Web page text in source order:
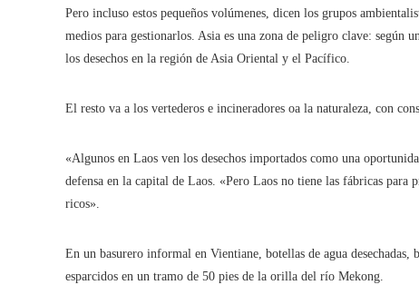
Pero incluso estos pequeños volúmenes, dicen los grupos
medios para gestionarlos. Asia es una zona de peligro clave: según
los desechos en la región de Asia Oriental y el Pacífico.
El resto va a los vertederos e incineradores oa la naturaleza, con
«Algunos en Laos ven los desechos importados como una
defensa en la capital de Laos. «Pero Laos no tiene las fábricas para
ricos».
En un basurero informal en Vientiane, botellas de agua
esparcidos en un tramo de 50 pies de la orilla del río Mekong.